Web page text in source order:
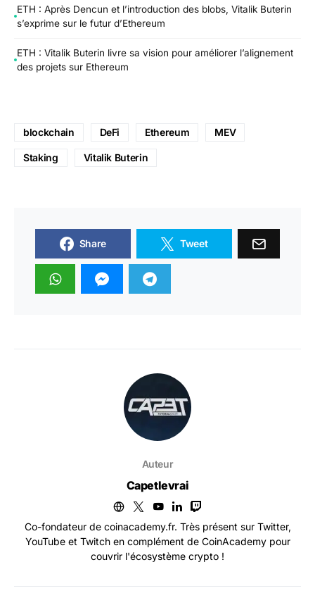
ETH : Après Dencun et l’introduction des blobs, Vitalik Buterin
s’exprime sur le futur d’Ethereum
ETH : Vitalik Buterin livre sa vision pour améliorer l’alignement
des projets sur Ethereum
blockchain DeFi Ethereum MEV
Staking Vitalik Buterin
Share Tweet
Auteur
Capetlevrai
Co-fondateur de coinacademy.fr. Très présent sur Twitter,
YouTube et Twitch en complément de CoinAcademy pour
couvrir l'écosystème crypto !